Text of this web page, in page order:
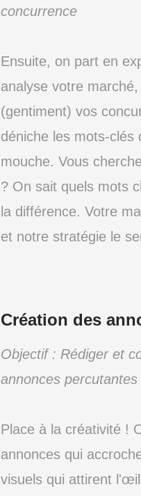
concurrence
Ensuite, on part en
analyse votre
(gentiment) vos
déniche les mots-clés
mouche. Vous
? On sait quels mots
la différence. Votre
et notre stratégie le
Création des
Objectif : Rédiger et
annonces percutantes
Place à la créativité !
annonces qui
visuels qui attirent